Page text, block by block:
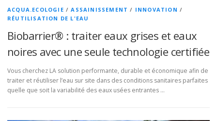
ACQUA.ECOLOGIE /ASSAINISSEMENT / INNOVATION /
RÉUTILISATION DE L'EAU
Biobarrier® : traiter eaux grises et eaux
noires avec une seule technologie certifiée
Vous cherchez LA solution performante, durable et économique afin de
traiter et réutiliser l’eau sur site dans des conditions sanitaires parfaites
quelle que soit la variabilité des eaux usées entrantes …